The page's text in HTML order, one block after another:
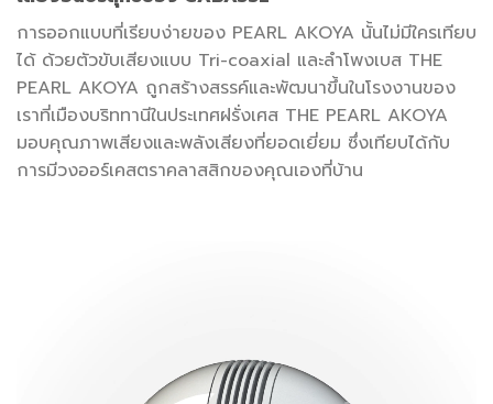
การออกแบบที่เรียบง่ายของ PEARL AKOYA นั้นไม่มีใครเทียบ
ได้ ด้วยตัวขับเสียงแบบ Tri-coaxial และลำโพงเบส THE
PEARL AKOYA ถูกสร้างสรรค์และพัฒนาขึ้นในโรงงานของ
เราที่เมืองบริททานีในประเทศฝรั่งเศส THE PEARL AKOYA
มอบคุณภาพเสียงและพลังเสียงที่ยอดเยี่ยม ซึ่งเทียบได้กับ
การมีวงออร์เคสตราคลาสสิกของคุณเองที่บ้าน